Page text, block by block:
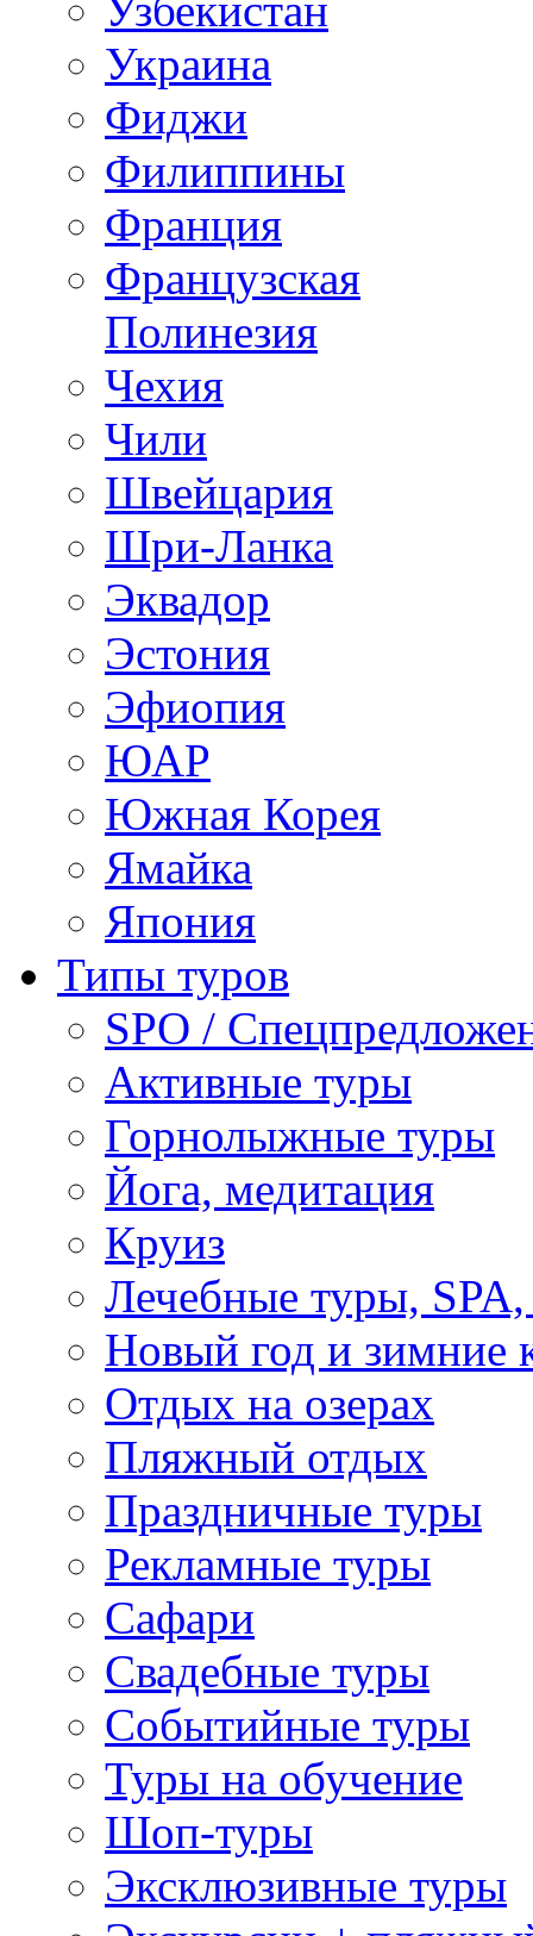
Узбекистан
Украина
Фиджи
Филиппины
Франция
Французская
Полинезия
Чехия
Чили
Швейцария
Шри-Ланка
Эквадор
Эстония
Эфиопия
ЮАР
Южная Корея
Ямайка
Япония
Типы туров
SPO /
Активные туры
Горнолыжные туры
Йога, медитация
Круиз
Лечебные туры, SPA,
Новый год и зимние
Отдых на озерах
Пляжный отдых
Праздничные туры
Рекламные туры
Сафари
Свадебные туры
Событийные туры
Туры на обучение
Шоп-туры
Эксклюзивные туры